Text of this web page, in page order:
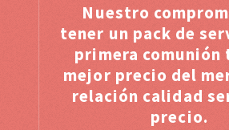
Nuestro
tener un pack de
primera comunión
mejor precio del
relación calidad
precio.